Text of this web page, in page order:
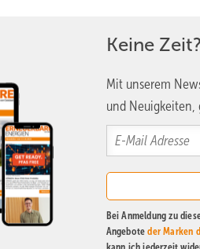
Keine
Mit unserem
und Neuigkeiten,
Bei Anmeldung zu
Angeboteder Marken